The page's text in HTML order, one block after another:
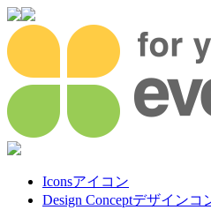
Iconsアイコン
Design Conceptデザインコ